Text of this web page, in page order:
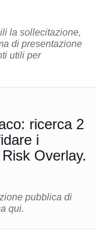
la sollecitazione,
di presentazione
utili per
ricerca 2
i
Overlay.
pubblica di
qui.